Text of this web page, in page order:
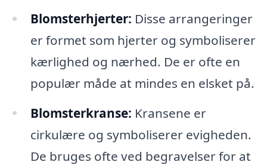
Blomsterhjerter: Disse arrangeringer
er formet som hjerter og symboliserer
kærlighed og nærhed. De er ofte en
populær måde at mindes en elsket på.
Blomsterkranse: Kransene er
cirkulære og symboliserer evigheden.
De bruges ofte ved begravelser for at